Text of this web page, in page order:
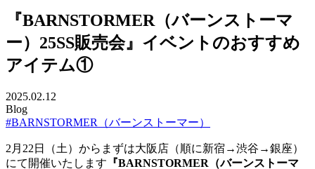
『BARNSTORMER（バーンストーマ
ー）25SS販売会』イベントのおすすめ
アイテム①
2025.02.12
Blog
#BARNSTORMER（バーンストーマー）
2月22日（土）からまずは大阪店（順に新宿→渋谷→銀座）
にて開催いたします 『BARNSTORMER（バーンストーマ